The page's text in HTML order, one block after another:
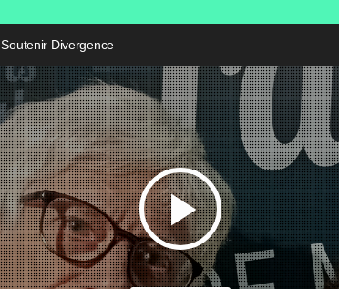
Soutenir Divergence
play_arrow